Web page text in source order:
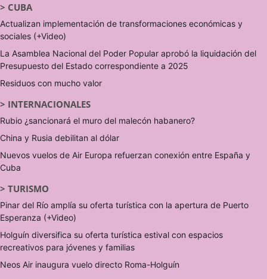
> CUBA
Actualizan implementación de transformaciones económicas y
sociales (+Video)
La Asamblea Nacional del Poder Popular aprobó la liquidación del
Presupuesto del Estado correspondiente a 2025
Residuos con mucho valor
> INTERNACIONALES
Rubio ¿sancionará el muro del malecón habanero?
China y Rusia debilitan al dólar
Nuevos vuelos de Air Europa refuerzan conexión entre España y
Cuba
> TURISMO
Pinar del Río amplía su oferta turística con la apertura de Puerto
Esperanza (+Video)
Holguín diversifica su oferta turística estival con espacios
recreativos para jóvenes y familias
Neos Air inaugura vuelo directo Roma-Holguín